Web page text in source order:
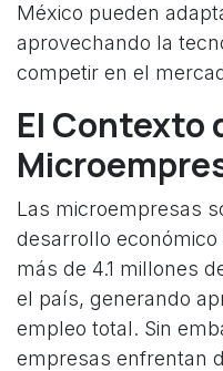
México pueden
aprovechando la
competir en el
El Contexto
Las microempresas
desarrollo económico
más de 4.1 millones
el país, generando
empleo total. Sin
empresas enfrentan